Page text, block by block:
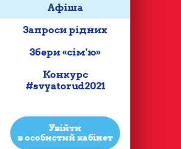
Афіша
Запроси рідних
Збери «сім'ю»
Конкурс
#svyatorud2021
Увійти
в особистий кабінет